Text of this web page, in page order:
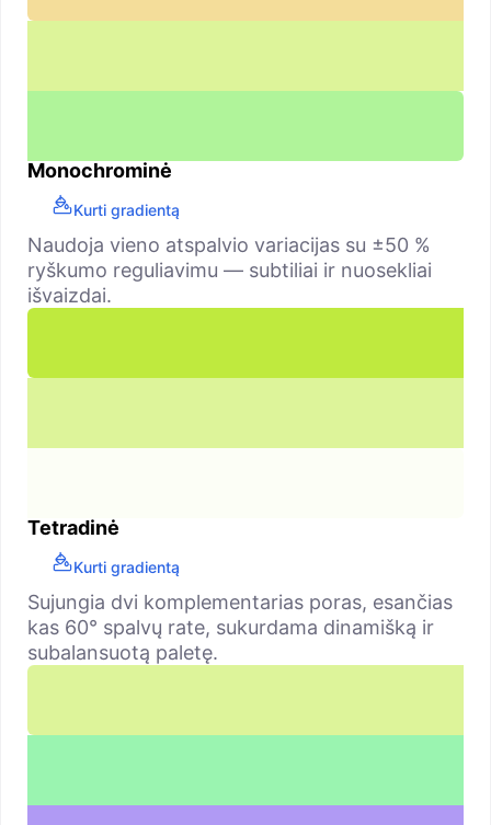
Monochrominė
Kurti gradientą
Naudoja vieno atspalvio variacijas su ±50 %
ryškumo reguliavimu — subtiliai ir nuosekliai
išvaizdai.
Tetradinė
Kurti gradientą
Sujungia dvi komplementarias poras, esančias
kas 60° spalvų rate, sukurdama dinamišką ir
subalansuotą paletę.